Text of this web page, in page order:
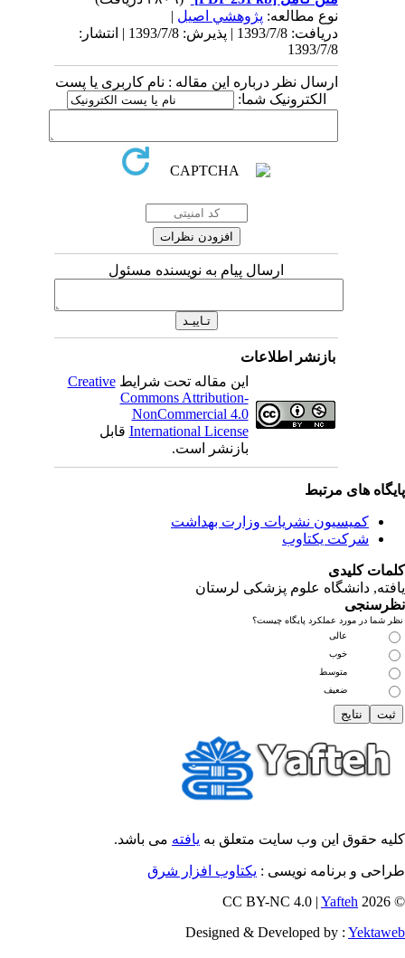
نوع مطالعه:پژوهشي اصیل|
دریافت: 1393/7/8 | پذیرش: 1393/7/8 | انتشار:
1393/7/8
ارسال نظر درباره این مقاله : نام کاربری یا پست
الکترونیک شما:
ارسال پیام به نویسنده مسئول
بازنشر اطلاعات
این مقاله تحت شرایطCreative
Commons Attribution-
NonCommercial 4.0
International Licenseقابل
بازنشر است.
های مرتبط
کمیسیون نشریات وزارت بهداشت
شرکت یکتاوب
کلیدی
, دانشگاه علوم پزشکی لرستان
شما در مورد عملکرد پایگاه چیست؟
عالی
خوب
متوسط
ضعیف
حقوق این وب سایت متعلق بهیافتهمی باشد.
و برنامه نویسی : یکتاوب افزار شرق
©
Yafteh
Designed & Developed by :